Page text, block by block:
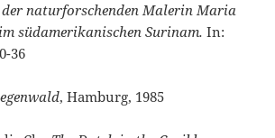
der naturforschenden Malerin Maria
südamerikanischen Surinam. In:
36
, Hamburg, 1985